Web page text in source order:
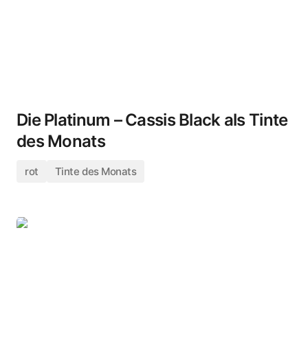
Die Platinum – Cassis Black als Tinte
des Monats
rot Tinte des Monats